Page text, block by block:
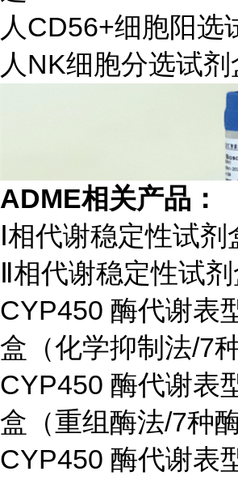
人CD56+细胞阳选
人NK细胞分选试
ADME相关产品：
Ⅰ相代谢稳定性试剂
Ⅱ相代谢稳定性试
CYP450 酶代谢表
盒（化学抑制法/7
CYP450 酶代谢表
盒（重组酶法/7种酶
CYP450 酶代谢表